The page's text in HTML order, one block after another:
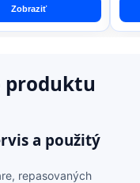
Zobraziť
produktu
a použitý
repasovaných